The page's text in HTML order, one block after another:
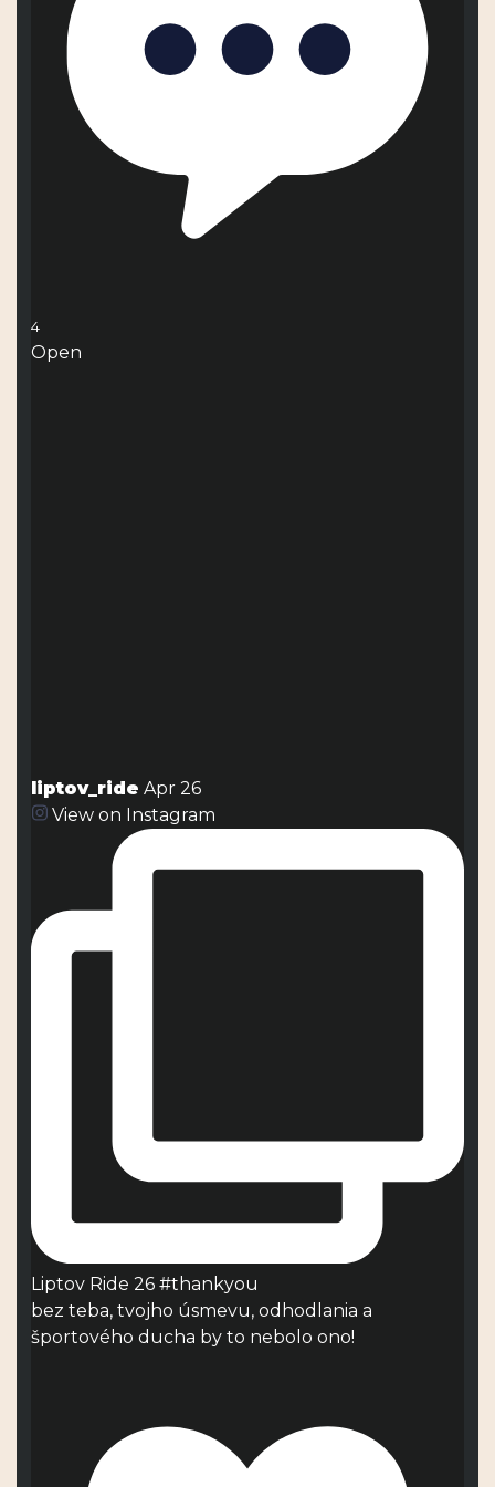
4
Open
liptov_ride Apr 26
View on Instagram
Liptov Ride 26 #thankyou
bez teba, tvojho úsmevu, odhodlania a
športového ducha by to nebolo ono!